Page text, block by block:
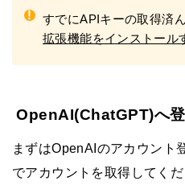
!
すでにAPIキーの取得済
拡張機能をインストール
OpenAI(ChatGPT)へ
まずはOpenAIのアカウント
でアカウントを取得してくだ